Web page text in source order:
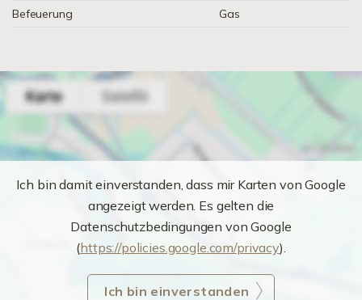
Befeuerung
Gas
Ich bin damit einverstanden, dass mir Karten von Google
angezeigt werden. Es gelten die
Datenschutzbedingungen von Google
(https://policies.google.com/privacy).
Ich bin einverstanden